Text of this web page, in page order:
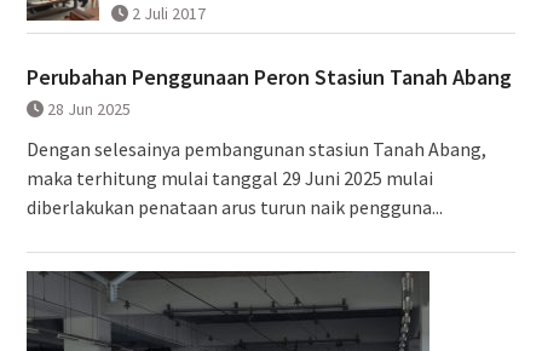
2 Juli 2017
Perubahan Penggunaan Peron Stasiun Tanah Abang
28 Jun 2025
Dengan selesainya pembangunan stasiun Tanah Abang,
maka terhitung mulai tanggal 29 Juni 2025 mulai
diberlakukan penataan arus turun naik pengguna...